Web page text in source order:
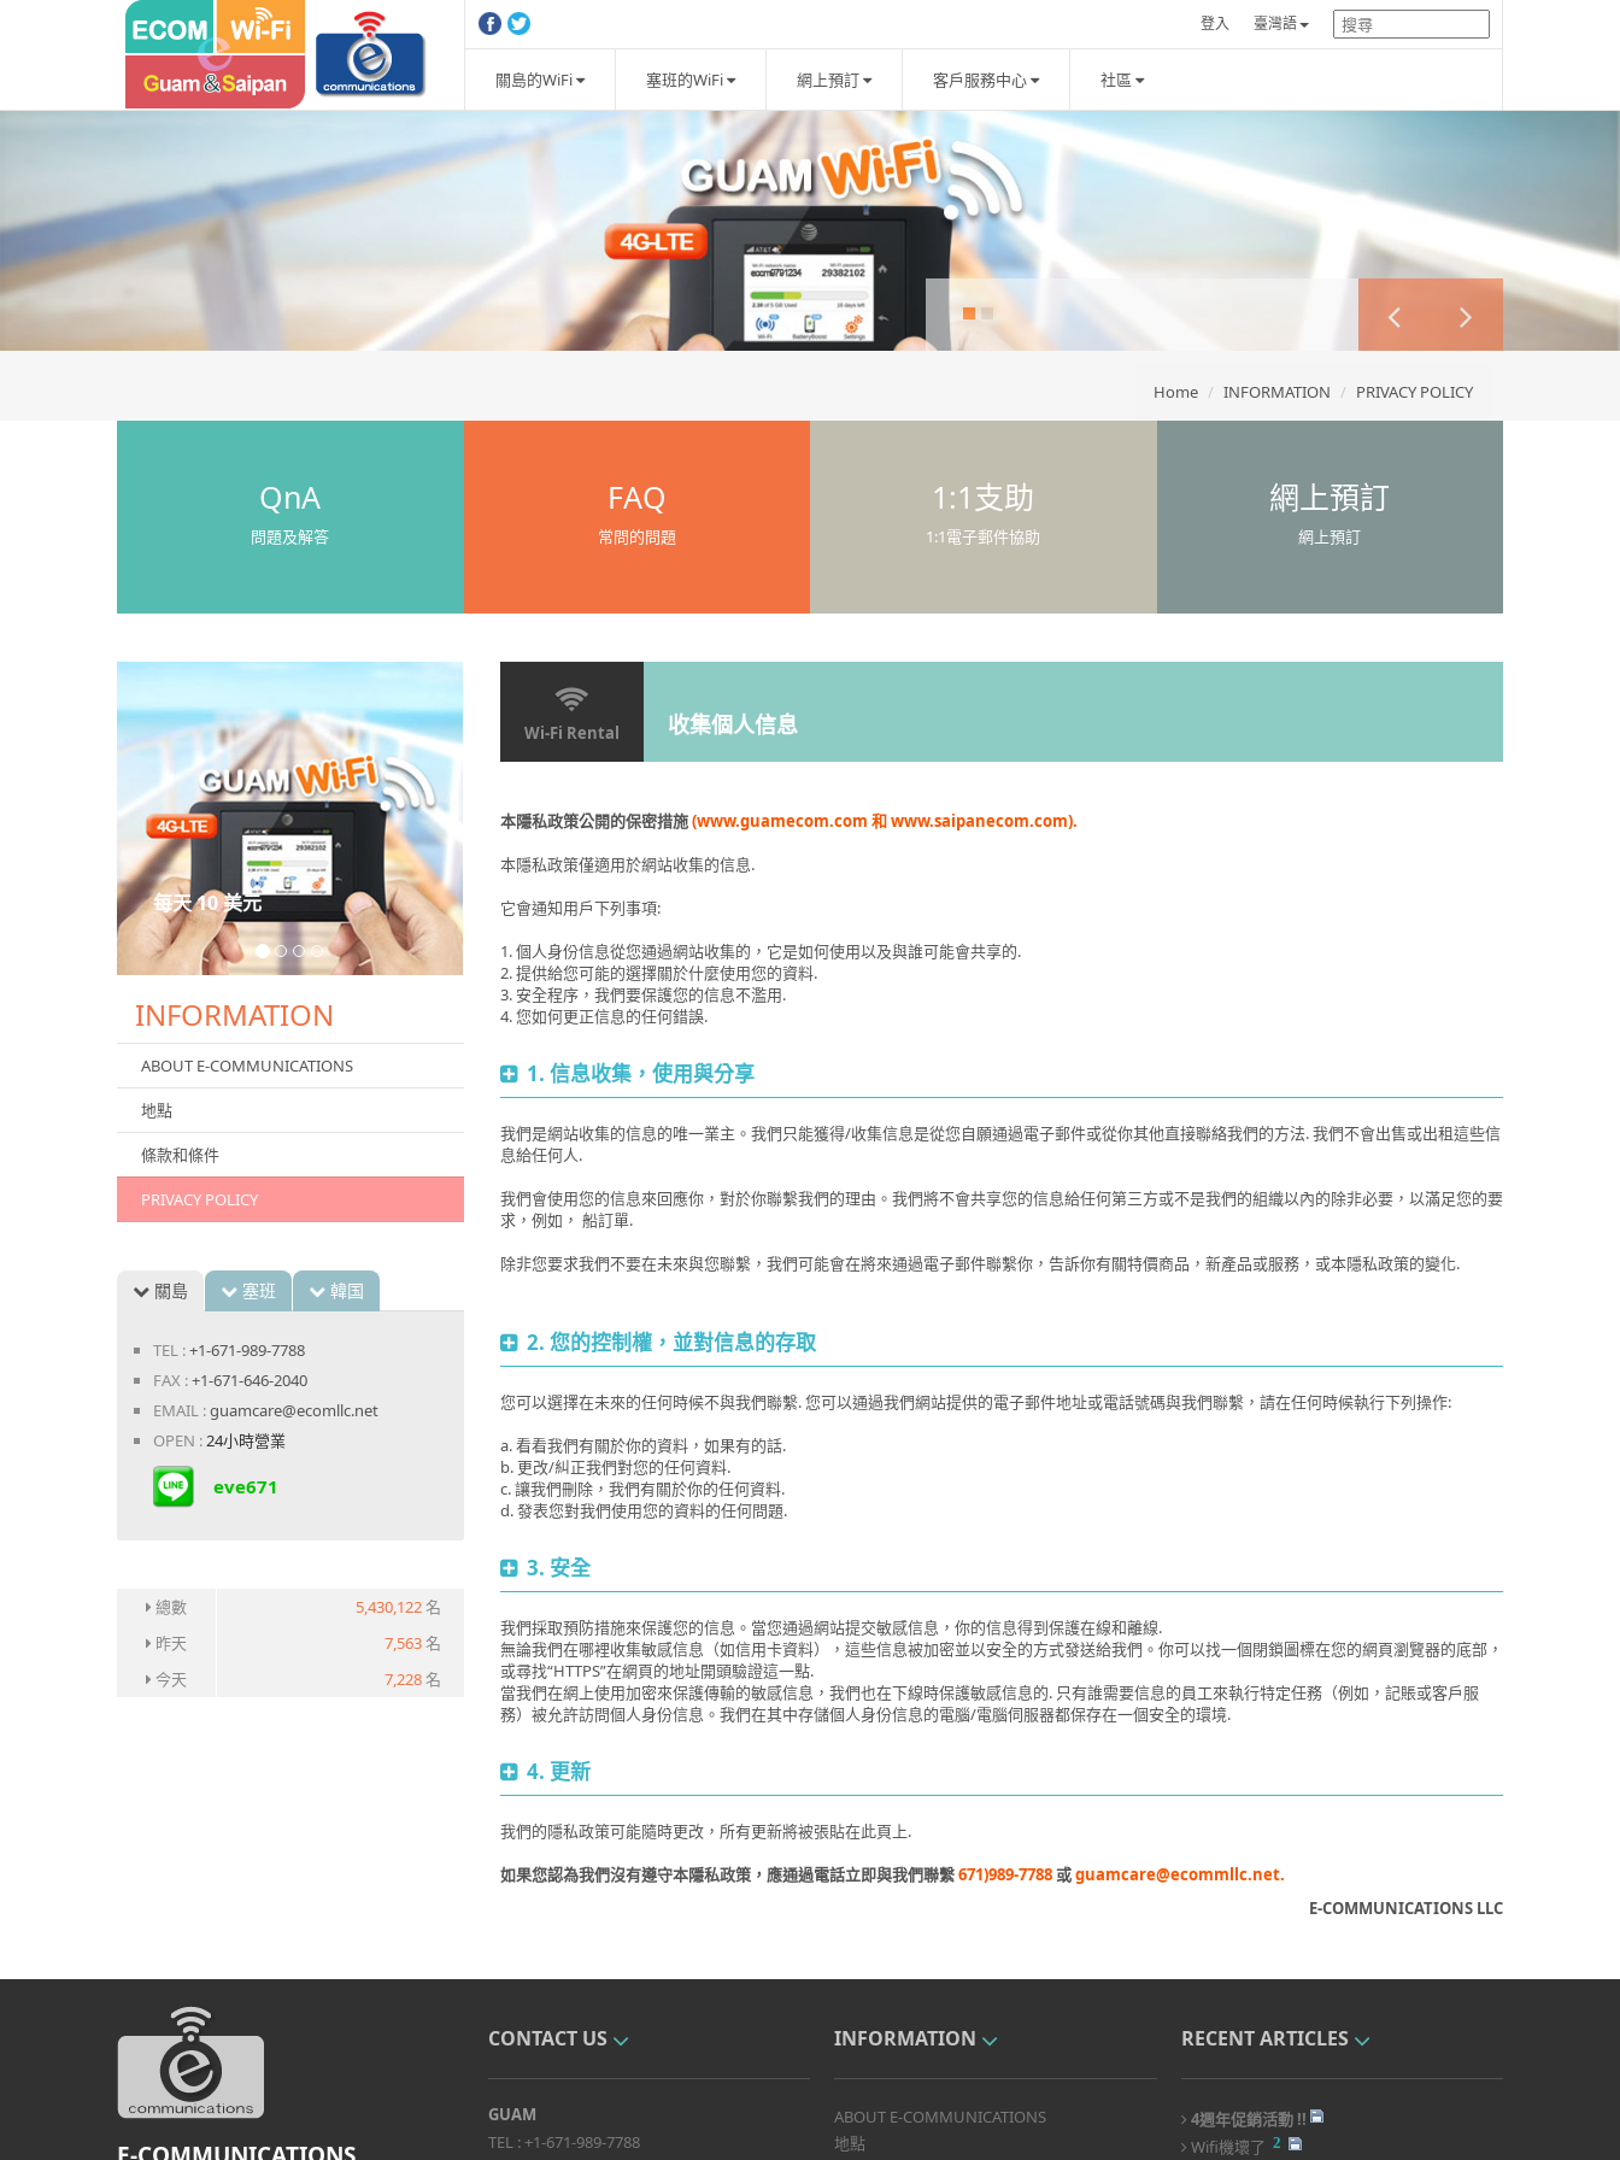
登入 臺灣語
關島的WiFi 塞班的WiFi 網上預訂 客戶服務中心 社區
Home INFORMATION PRIVACY POLICY
QnA
問題及解答
FAQ
常問的問題
1:1支助
1:1電子郵件協助
網上預訂
網上預訂
每天 10 美元
INFORMATION
ABOUT E-COMMUNICATIONS
地點
條款和條件
PRIVACY POLICY
關島 塞班 韓国
TEL :+1-671-989-7788
FAX :+1-671-646-2040
EMAIL :guamcare@ecomllc.net
OPEN :24小時營業
eve671
總數 5,430,122名
昨天
7,563名
今天
7,228名
Wi-Fi Rental 收集個人信息
本隱私政策公開的保密措施(www.guamecom.com 和 www.saipanecom.com).
本隱私政策僅適用於網站收集的信息.
它會通知用戶下列事項:
1. 個人身份信息從您通過網站收集的，它是如何使用以及與誰可能會共享的.
2. 提供給您可能的選擇關於什麼使用您的資料.
3. 安全程序，我們要保護您的信息不濫用.
4. 您如何更正信息的任何錯誤.
1. 信息收集，使用與分享
我們是網站收集的信息的唯一業主。我們只能獲得/收集信息是從您自願通過電子郵件或從你其他直接聯絡我們的方法. 我們不會出售或出租這些信
息給任何人.
我們會使用您的信息來回應你，對於你聯繫我們的理由。我們將不會共享您的信息給任何第三方或不是我們的組織以內的除非必要，以滿足您的要
求，例如， 船訂單.
除非您要求我們不要在未來與您聯繫，我們可能會在將來通過電子郵件聯繫你，告訴你有關特價商品，新產品或服務，或本隱私政策的變化.
2. 您的控制權，並對信息的存取
您可以選擇在未來的任何時候不與我們聯繫. 您可以通過我們網站提供的電子郵件地址或電話號碼與我們聯繫，請在任何時候執行下列操作:
a. 看看我們有關於你的資料，如果有的話.
b. 更改/糾正我們對您的任何資料.
c. 讓我們刪除，我們有關於你的任何資料.
d. 發表您對我們使用您的資料的任何問題.
3. 安全
我們採取預防措施來保護您的信息。當您通過網站提交敏感信息，你的信息得到保護在線和離線.
無論我們在哪裡收集敏感信息（如信用卡資料），這些信息被加密並以安全的方式發送給我們。你可以找一個閉鎖圖標在您的網頁瀏覽器的底部，
或尋找“HTTPS”在網頁的地址開頭驗證這一點.
當我們在網上使用加密來保護傳輸的敏感信息，我們也在下線時保護敏感信息的. 只有誰需要信息的員工來執行特定任務（例如，記賬或客戶服
務）被允許訪問個人身份信息。我們在其中存儲個人身份信息的電腦/電腦伺服器都保存在一個安全的環境.
4. 更新
我們的隱私政策可能隨時更改，所有更新將被張貼在此頁上.
如果您認為我們沒有遵守本隱私政策，應通過電話立即與我們聯繫671)989-7788或guamcare@ecommllc.net.
E-COMMUNICATIONS LLC
CONTACT US
GUAM
TEL :+1-671-989-7788
INFORMATION
ABOUT E-COMMUNICATIONS
地點
RECENT ARTICLES
4週年促銷活動 !!
Wifi機壞了 2